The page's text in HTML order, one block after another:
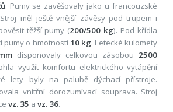
. Pumy se zavěšovaly jako u francouzské
měl ještě vnější závěsy pod trupem i
těžší pumy (200/500 kg). Pod křídla
pumy o hmotnosti 10 kg. Letecké kulomety
disponovaly celkovou zásobou 2500
využít komfortu elektrického vytápění
lety byly na palubě dýchací přístroje.
vnitřní dorozumívací souprava. Stroj
vz. 35 a vz. 36.